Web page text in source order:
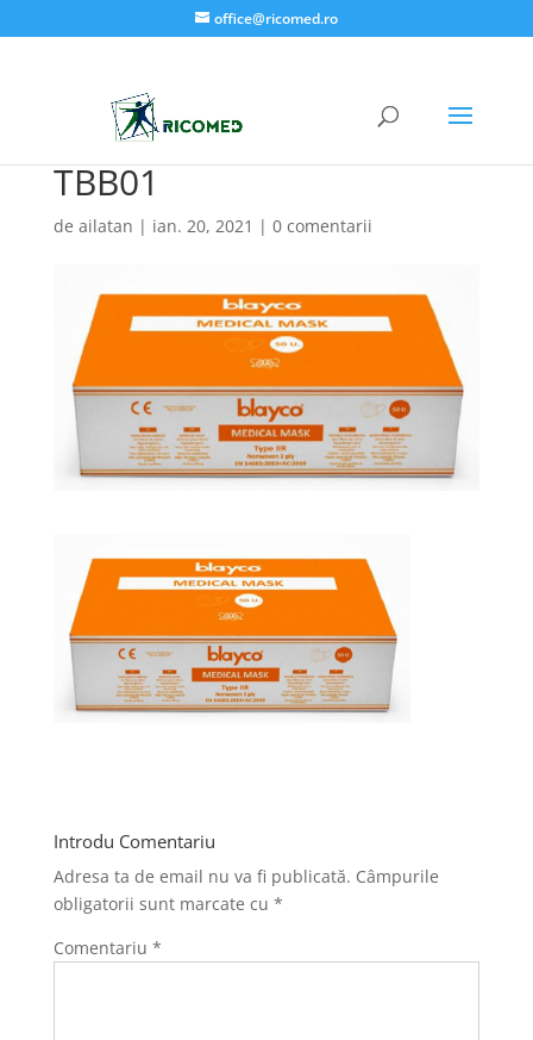
office@ricomed.ro
TBB01
de ailatan | ian. 20, 2021 | 0 comentarii
Introdu Comentariu
Adresa ta de email nu va fi publicată. Câmpurile
obligatorii sunt marcate cu *
Comentariu *